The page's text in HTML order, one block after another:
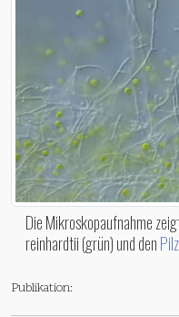
Die Mikroskopaufnahme
reinhardtii (grün) und denPilz
Publikation: